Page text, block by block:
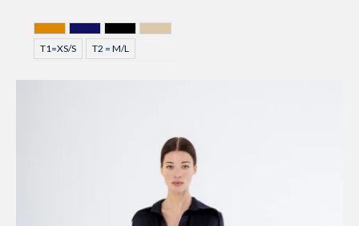
CAMELMIDNIGHT BLUE
NOIR
T1=XS/S T2 = M/L